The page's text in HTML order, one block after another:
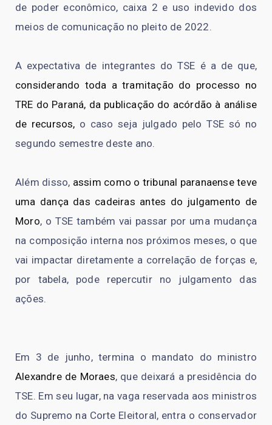
de poder econômico, caixa 2 e uso indevido dos
meios de comunicação no pleito de 2022.
A expectativa de integrantes do TSE é a de que,
considerando toda a tramitação do processo no
TRE do Paraná, da publicação do acórdão à análise
de recursos, o caso seja julgado pelo TSE só no
segundo semestre deste ano.
Além disso, assim como o tribunal paranaense teve
uma dança das cadeiras antes do julgamento de
Moro, o TSE também vai passar por uma mudança
na composição interna nos próximos meses, o que
vai impactar diretamente a correlação de forças e,
por tabela, pode repercutir no julgamento das
ações.
Em 3 de junho, termina o mandato do ministro
Alexandre de Moraes, que deixará a presidência do
TSE. Em seu lugar, na vaga reservada aos ministros
do Supremo na Corte Eleitoral, entra o conservador